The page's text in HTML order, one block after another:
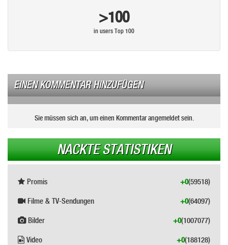
>100
in users Top 100
EINEN KOMMENTAR HINZUFÜGEN
Sie müssen sich an, um einen Kommentar angemeldet sein.
NACKTE STATISTIKEN
Promis (59518)
+0
Filme & TV-Sendungen (64097)
+0
Bilder (1007077)
+0
Video (188128)
+0